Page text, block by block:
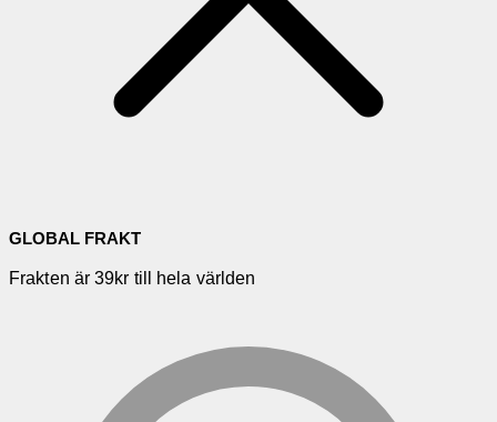
GLOBAL FRAKT
Frakten är 39kr till hela världen